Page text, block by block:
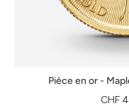
Pièce en or -
CHF